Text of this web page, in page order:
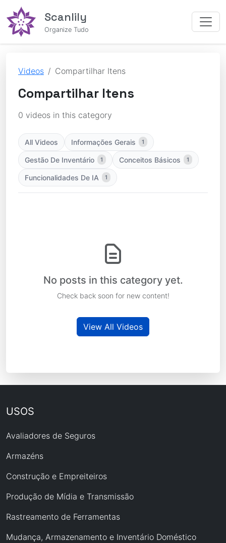
Scanlily
Organize Tudo
Videos Compartilhar Itens
Compartilhar Itens
0 videos in this category
All Videos Informações Gerais 1
Gestão De Inventário 1 Conceitos Básicos 1
Funcionalidades De IA 1
No posts in this category yet.
Check back soon for new content!
View All Videos
USOS
Avaliadores de Seguros
Armazéns
Construção e Empreiteiros
Produção de Mídia e Transmissão
Rastreamento de Ferramentas
Mudança, Armazenamento e Inventário Doméstico